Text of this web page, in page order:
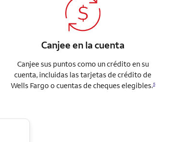
Canjee en la cuenta
Canjee sus puntos como un crédito en su
cuenta, incluidas las tarjetas de crédito de
Wells Fargo o cuentas de cheques elegibles.5